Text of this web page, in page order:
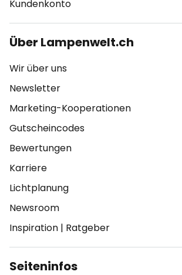
Kundenkonto
Über Lampenwelt.ch
Wir über uns
Newsletter
Marketing-Kooperationen
Gutscheincodes
Bewertungen
Karriere
Lichtplanung
Newsroom
Inspiration | Ratgeber
Seiteninfos